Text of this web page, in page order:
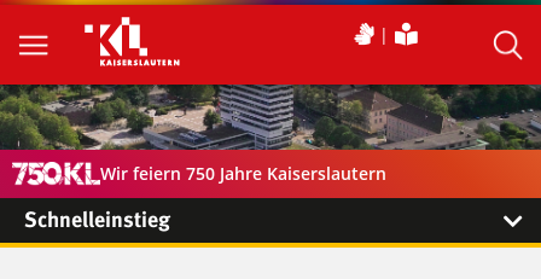
Wir feiern 750 Jahre Kaiserslautern
Schnelleinstieg